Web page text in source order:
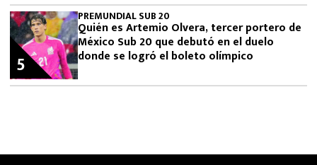
PREMUNDIAL SUB 20
Quién es Artemio Olvera, tercer portero de
México Sub 20 que debutó en el duelo
donde se logró el boleto olímpico
5